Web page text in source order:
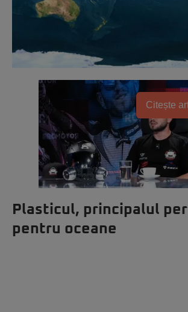
Citește
Plasticul, principalul
pentru oceane